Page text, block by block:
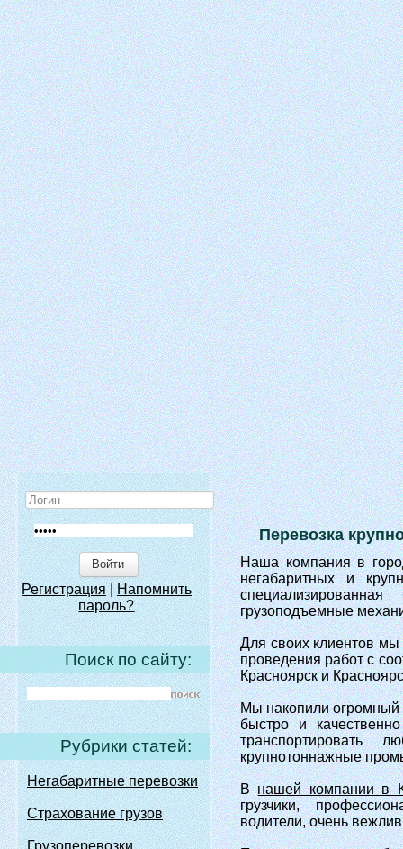
Войти
Регистрация|Напомнить
пароль?
Поиск по сайту:
Рубрики статей:
Негабаритные перевозки
Страхование грузов
Грузоперевозки
Перевозка
Наша компания в
негабаритных и
грузоподъемные
Для своих клиентов
проведения работ с
Красноярск и
Мы накопили огромный
быстро и
транспортировать
крупнотоннажные
Внашей компании в
грузчики,
водители, очень